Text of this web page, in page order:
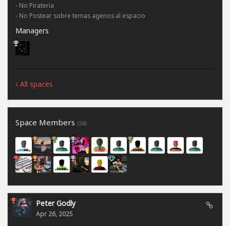
- No Pirateria
- No Postear sobre temas agenos al espacio
Managers
All spaces
Space Members (58)
Peter Godly
Apr 26, 2025